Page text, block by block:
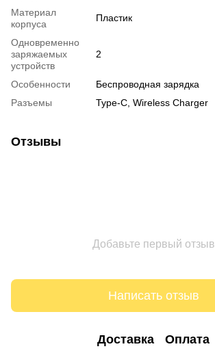
Материал
корпуса
Пластик
Одновременно
заряжаемых
устройств
2
Особенности
Беспроводная зарядка
Разъемы
Type-C, Wireless Charger
Отзывы
Добавьте первый отзыв
Написать отзыв
Доставка Оплата